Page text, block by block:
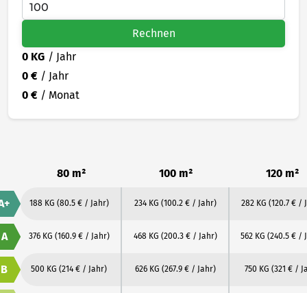
Rechnen
0 KG / Jahr
0 € / Jahr
0 € / Monat
80 m² 100 m² 120 m²
188 KG (80.5 € / Jahr) 234 KG (100.2 € / Jahr) 282 KG (120.7 € /
A 376 KG (160.9 € / Jahr) 468 KG (200.3 € / Jahr) 562 KG (240.5 € /
B 500 KG (214 € / Jahr) 626 KG (267.9 € / Jahr) 750 KG (321 € /